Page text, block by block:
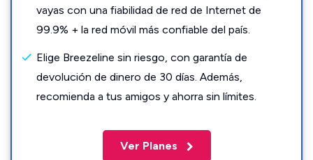
vayas con una fiabilidad de red de Internet de
99.9% + la red móvil más confiable del país.
Elige Breezeline sin riesgo, con garantía de
devolución de dinero de 30 días. Además,
recomienda a tus amigos y ahorra sin límites.
Ver Planes